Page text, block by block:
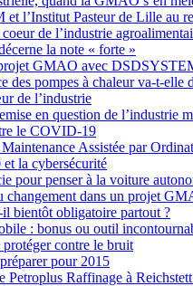
l’Institut Pasteur de Lille au
de l’industrie
la note « forte »
GMAO avec
des pompes à chaleur va-t-elle
de l’industrie
en question de l’industrie
le COVID-19
Assistée par
la cybersécurité
pour penser à la voiture
changement dans un projet
bientôt obligatoire partout ?
: bonus ou outil
protéger contre le bruit
pour 2015
Petroplus Raffinage à Reichstett